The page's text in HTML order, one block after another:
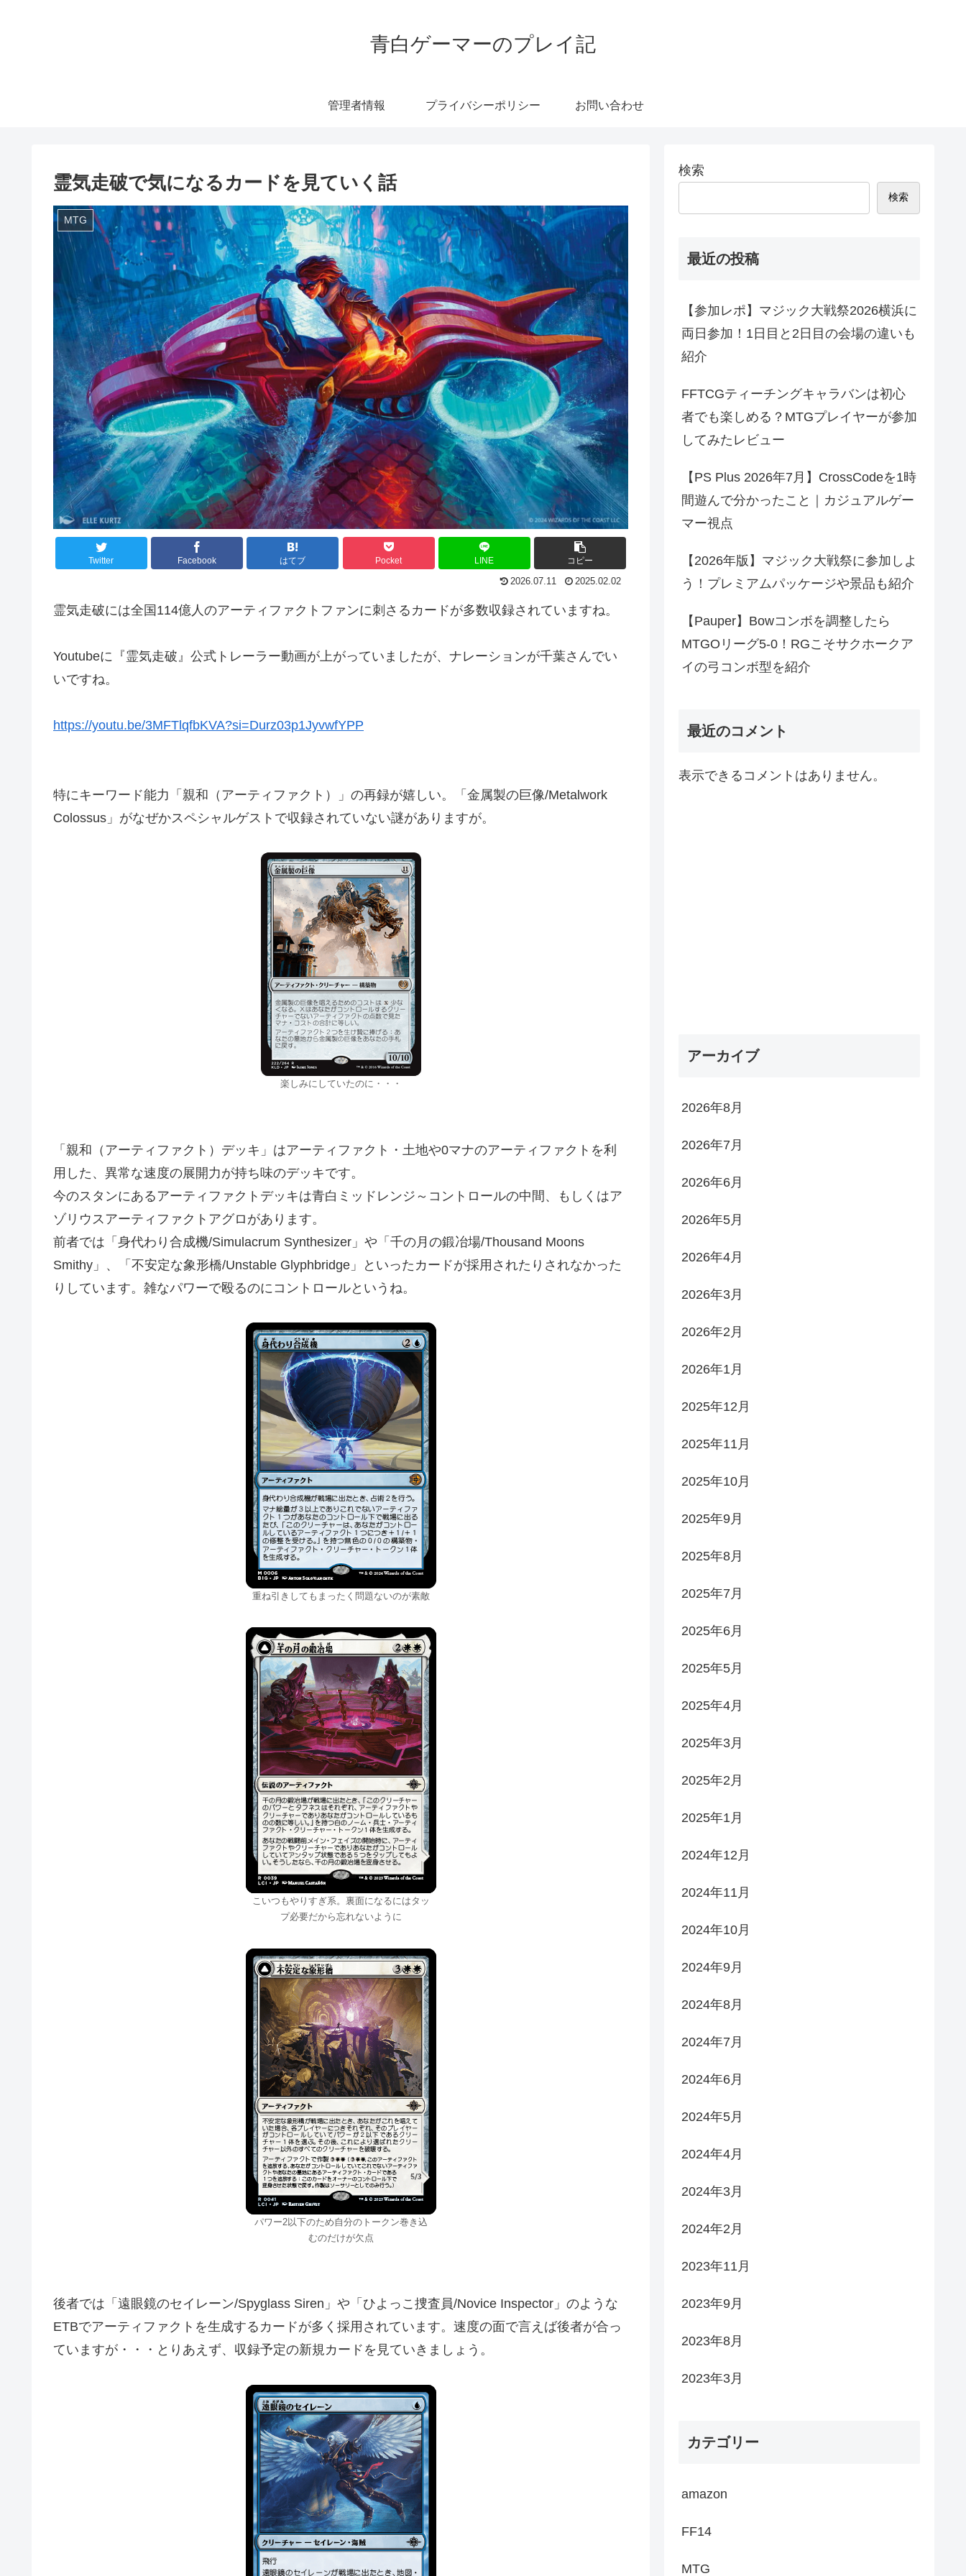
青白ゲーマーのプレイ記
管理者情報 プライバシーポリシー お問い合わせ
霊気走破で気になるカードを見ていく話
MTG
Twitter Facebook はてブ Pocket LINE コピー
2026.07.11 2025.02.02
霊気走破には全国114億人のアーティファクトファンに刺さるカードが多数収録されていますね。
Youtubeに『霊気走破』公式トレーラー動画が上がっていましたが、ナレーションが千葉さんでい
いですね。
https://youtu.be/3MFTlqfbKVA?si=Durz03p1JyvwfYPP
特にキーワード能力「親和（アーティファクト）」の再録が嬉しい。「金属製の巨像/Metalwork
Colossus」がなぜかスペシャルゲストで収録されていない謎がありますが。
楽しみにしていたのに・・・
「親和（アーティファクト）デッキ」はアーティファクト・土地や0マナのアーティファクトを利
用した、異常な速度の展開力が持ち味のデッキです。
今のスタンにあるアーティファクトデッキは青白ミッドレンジ～コントロールの中間、もしくはア
ゾリウスアーティファクトアグロがあります。
前者では「身代わり合成機/Simulacrum Synthesizer」や「千の月の鍛冶場/Thousand Moons
Smithy」、「不安定な象形橋/Unstable Glyphbridge」といったカードが採用されたりされなかった
りしています。雑なパワーで殴るのにコントロールというね。
重ね引きしてもまったく問題ないのが素敵
こいつもやりすぎ系。裏面になるにはタッ
プ必要だから忘れないように
パワー2以下のため自分のトークン巻き込
むのだけが欠点
後者では「遠眼鏡のセイレーン/Spyglass Siren」や「ひよっこ捜査員/Novice Inspector」のような
ETBでアーティファクトを生成するカードが多く採用されています。速度の面で言えば後者が合っ
ていますが・・・とりあえず、収録予定の新規カードを見ていきましょう。
検索
検索
最近の投稿
【参加レポ】マジック大戦祭2026横浜に
両日参加！1日目と2日目の会場の違いも
紹介
FFTCGティーチングキャラバンは初心
者でも楽しめる？MTGプレイヤーが参加
してみたレビュー
【PS Plus 2026年7月】CrossCodeを1時
間遊んで分かったこと｜カジュアルゲー
マー視点
【2026年版】マジック大戦祭に参加しよ
う！プレミアムパッケージや景品も紹介
【Pauper】Bowコンボを調整したら
MTGOリーグ5-0！RGこそサクホークア
イの弓コンボ型を紹介
最近のコメント
表示できるコメントはありません。
アーカイブ
2026年8月
2026年7月
2026年6月
2026年5月
2026年4月
2026年3月
2026年2月
2026年1月
2025年12月
2025年11月
2025年10月
2025年9月
2025年8月
2025年7月
2025年6月
2025年5月
2025年4月
2025年3月
2025年2月
2025年1月
2024年12月
2024年11月
2024年10月
2024年9月
2024年8月
2024年7月
2024年6月
2024年5月
2024年4月
2024年3月
2024年2月
2023年11月
2023年9月
2023年8月
2023年3月
カテゴリー
amazon
FF14
MTG